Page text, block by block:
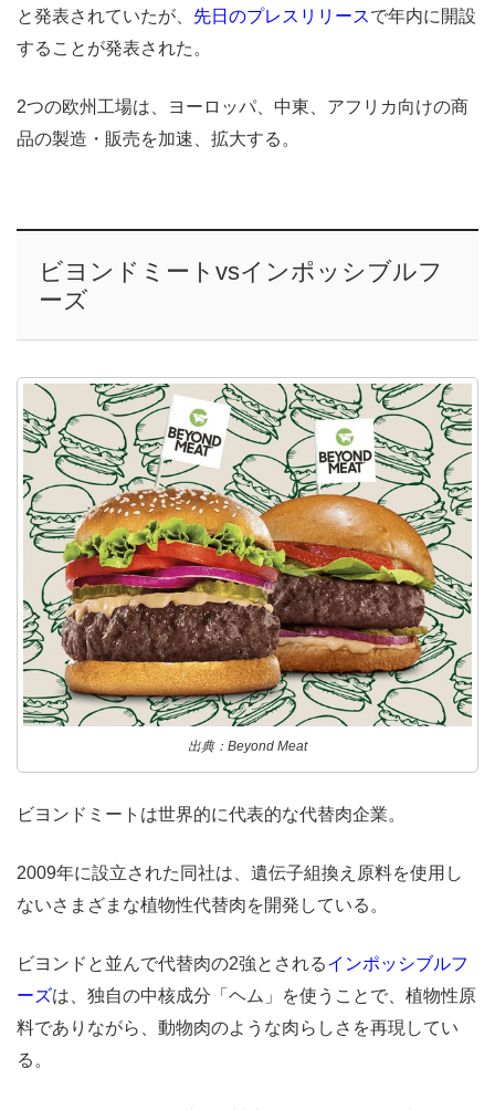
と発表されていたが、 先日のプレスリリースで年内に開設
することが発表された。
2つの欧州工場は、ヨーロッパ、中東、アフリカ向けの商
品の製造・販売を加速、拡大する。
ビヨンドミートvsインポッシブルフ
ーズ
出典：Beyond Meat
ビヨンドミートは世界的に代表的な代替肉企業。
2009年に設立された同社は、遺伝子組換え原料を使用し
ないさまざまな植物性代替肉を開発している。
ビヨンドと並んで代替肉の2強とされるインポッシブルフ
ーズは、独自の中核成分「ヘム」を使うことで、植物性原
料でありながら、動物肉のような肉らしさを再現してい
る。